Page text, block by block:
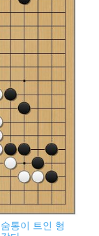
통이 트인 형